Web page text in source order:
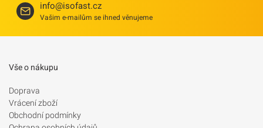
info@isofast.cz
Vašim e-mailům se ihned věnujeme
Vše o nákupu
Doprava
Vrácení zboží
Obchodní podmínky